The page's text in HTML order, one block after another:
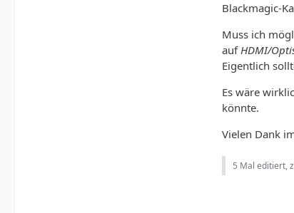
Blackmagic-
Muss ich
aufHDMI/
Eigentlich
Es wäre
könnte.
Vielen Dank
5 Mal editiert,